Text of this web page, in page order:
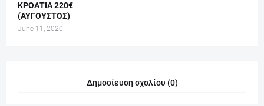
ΚΡΟΑΤΙΑ 220€
(ΑΥΓΟΥΣΤΟΣ)
June 11, 2020
Δημοσίευση σχολίου (0)